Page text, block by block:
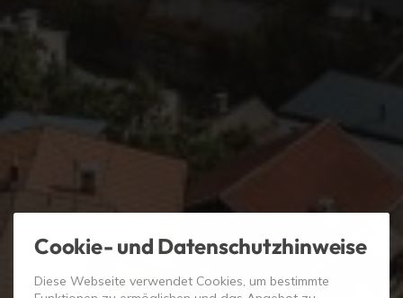
Cookie- und Datenschutzhinweise
Diese Webseite verwendet Cookies, um bestimmte